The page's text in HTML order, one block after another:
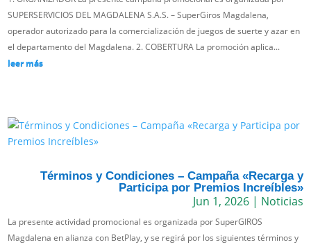
SUPERSERVICIOS DEL MAGDALENA S.A.S. – SuperGiros Magdalena,
operador autorizado para la comercialización de juegos de suerte y azar en
el departamento del Magdalena. 2. COBERTURA La promoción aplica...
leer más
Términos y Condiciones – Campaña «Recarga y
Participa por Premios Increíbles»
Jun 1, 2026| Noticias
La presente actividad promocional es organizada por SuperGIROS
Magdalena en alianza con BetPlay, y se regirá por los siguientes términos y